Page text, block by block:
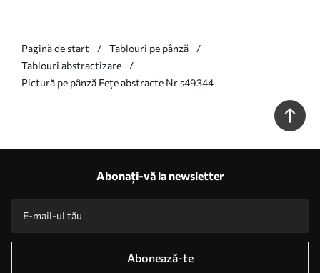
Pagină de start
Tablouri pe pânză
Tablouri abstractizare
Pictură pe pânză Fețe abstracte Nr s49344
Abonați-vă la newsletter
Abonează-te